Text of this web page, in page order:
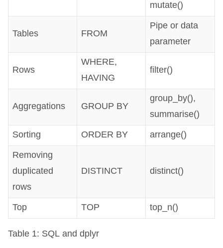
mutate()
Tables
FROM
Pipe or data
parameter
Rows
WHERE,
HAVING
filter()
Aggregations
GROUPBY
group_by(),
summarise()
Sorting
ORDERBY
arrange()
Removing
duplicated
rows
DISTINCT
distinct()
Top
TOP
top_n()
Table 1:SQLand dplyr